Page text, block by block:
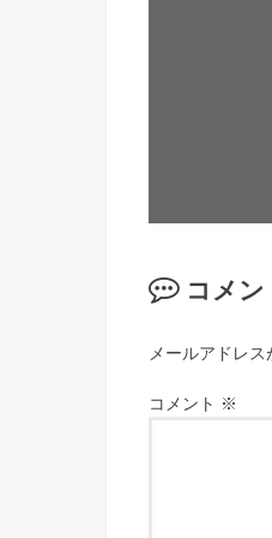
コメ
メールアドレス
コメント ※